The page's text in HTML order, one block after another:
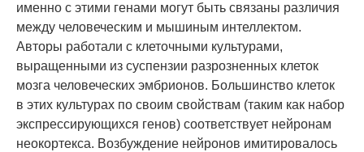
именно с этими генами могут быть связаны различия
между человеческим и мышиным интеллектом.
Авторы работали с клеточными культурами,
выращенными из суспензии разрозненных клеток
мозга человеческих эмбрионов. Большинство клеток
в этих культурах по своим свойствам (таким как набор
экспрессирующихся генов) соответствует нейронам
неокортекса. Возбуждение нейронов имитировалось